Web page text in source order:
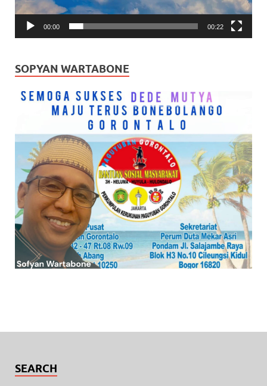
00:00 00:22
SOPYAN WARTABONE
SEARCH